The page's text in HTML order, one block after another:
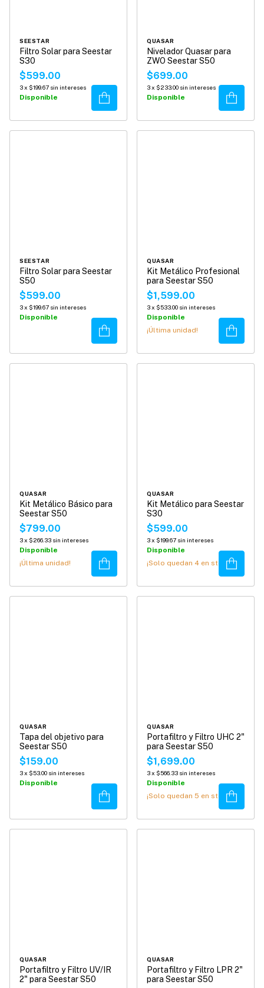
SEESTAR
Filtro Solar para Seestar
S30
$599.00
3x $199.67 sin intereses
Disponible Comprar
QUASAR
Nivelador Quasar para
ZWO Seestar S50
$699.00
3x $233.00 sin intereses
Disponible Comprar
SEESTAR
Filtro Solar para Seestar
S50
$599.00
3x $199.67 sin intereses
Disponible
Comprar
QUASAR
Kit Metálico Profesional
para Seestar S50
$1,599.00
3x $533.00 sin intereses
Disponible
¡Última unidad!
Comprar
QUASAR
Kit Metálico Básico para
Seestar S50
$799.00
3x $266.33 sin intereses
Disponible
¡Última unidad!
Comprar
QUASAR
Kit Metálico para Seestar
S30
$599.00
3x $199.67 sin intereses
Disponible
¡Solo quedan 4 en stock!Comprar
QUASAR
Tapa del objetivo para
Seestar S50
$159.00
3x $53.00 sin intereses
Disponible
Comprar
QUASAR
Portafiltro y Filtro UHC 2"
para Seestar S50
$1,699.00
3x $566.33 sin intereses
Disponible
¡Solo quedan 5 en stock!Comprar
QUASAR
Portafiltro y Filtro UV/IR
2" para Seestar S50
QUASAR
Portafiltro y Filtro LPR 2"
para Seestar S50